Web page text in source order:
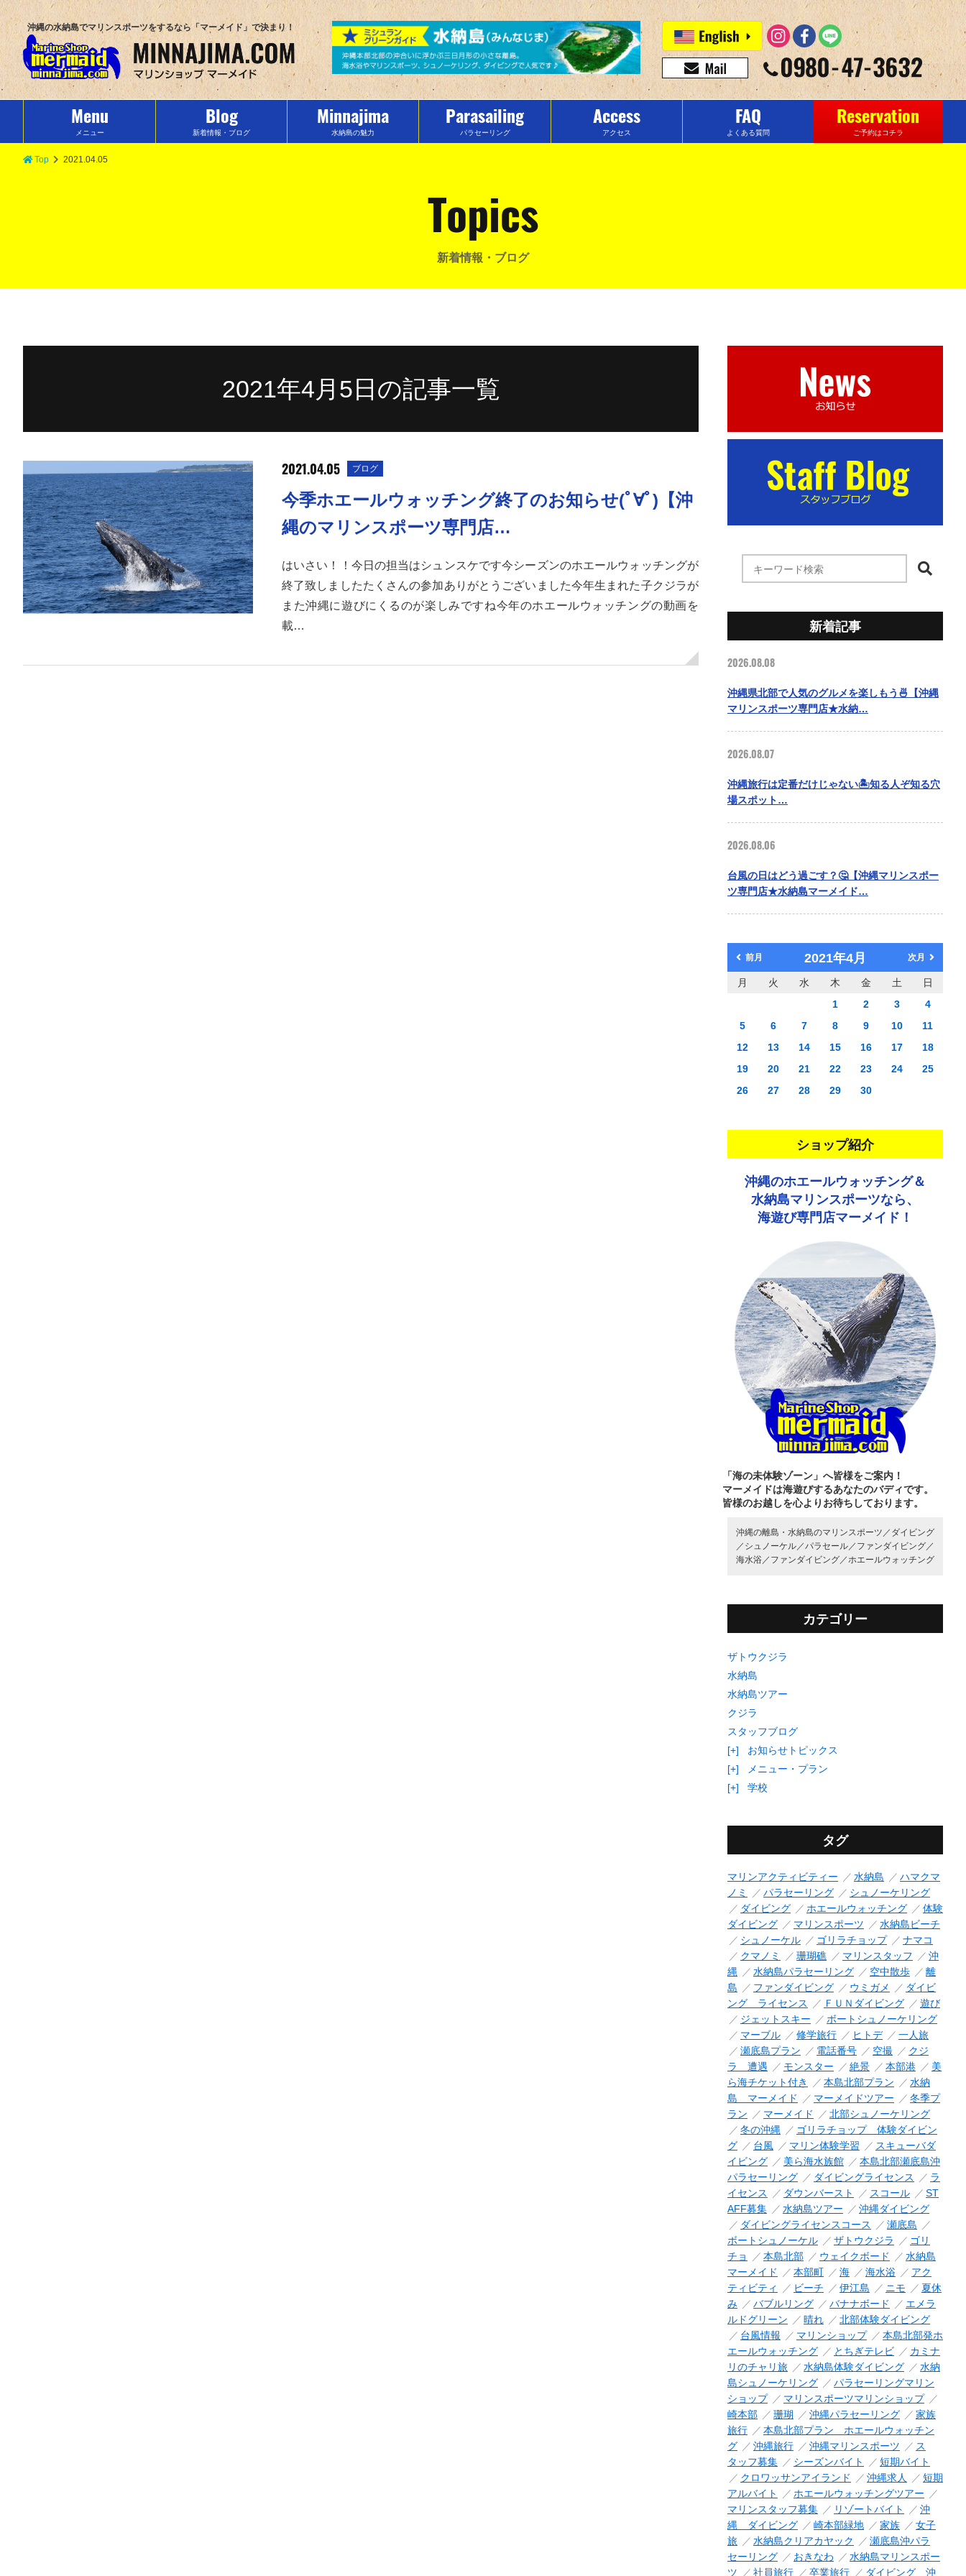
沖縄の水納島でマリンスポーツをするなら「マーメイド」で決まり！
Menu
メニュー
Blog
新着情報・ブログ
Minnajima
水納島の魅力
Parasailing
パラセーリング
Access
アクセス
FAQ
よくある質問
Reservation
ご予約はコチラ
Top 2021.04.05
Topics
新着情報・ブログ
2021年4月5日の記事一覧
2021.04.05 ブログ
今季ホエールウォッチング終了のお知らせ(ﾟ∀ﾟ)【沖
縄のマリンスポーツ専門店…
はいさい！！今日の担当はシュンスケです今シーズンのホエールウォッチングが
終了致しましたたくさんの参加ありがとうございました今年生まれた子クジラが
また沖縄に遊びにくるのが楽しみですね今年のホエールウォッチングの動画を
載…
新着記事
2026.08.08
沖縄県北部で人気のグルメを楽しもう🍜【沖縄
マリンスポーツ専門店★水納…
2026.08.07
沖縄旅行は定番だけじゃない🏝️知る人ぞ知る穴
場スポット…
2026.08.06
台風の日はどう過ごす？🤔【沖縄マリンスポー
ツ専門店★水納島マーメイド…
前月 2021年4月 次月
月 火 水 木 金 土
日
1
2 3
4
5
6 7 8 9 10
11
12
13 14 15 16 17
18
19
20 21 22 23 24
25
26
27 28 29 30
ショップ紹介
沖縄のホエールウォッチング＆
水納島マリンスポーツなら、
海遊び専門店マーメイド！
「海の未体験ゾーン」へ皆様をご案内！
マーメイドは海遊びするあなたのバディです。
皆様のお越しを心よりお待ちしております。
沖縄の離島・水納島のマリンスポーツ／ ダイビング
／ シュノーケル／ パラセール／ ファンダイビング／
海水浴／ ファンダイビング／ ホエールウォッチング
カテゴリー
ザトウクジラ
水納島
水納島ツアー
クジラ
スタッフブログ
[+]
お知らせトピックス
[+]
メニュー・プラン
[+]
学校
タグ
マリンアクティビティー 水納島
ハマクマ
ノミ
パラセーリング
シュノーケリング
ダイビング
ホエールウォッチング
体験
ダイビング
マリンスポーツ
水納島ビーチ
シュノーケル
ゴリラチョップ
ナマコ
クマノミ
珊瑚礁 マリンスタッフ
沖
縄
水納島パラセーリング 空中散歩
離
島
ファンダイビング ウミガメ
ダイビ
ング ライセンス
ＦＵＮダイビング
遊び
ジェットスキー
ボートシュノーケリング
マーブル
修学旅行 ヒトデ
一人旅
瀬底島プラン
電話番号 空撮
クジ
ラ 遭遇
モンスター 絶景 本部港
美
ら海チケット付き
本島北部プラン
水納
島 マーメイド
マーメイドツアー
冬季プ
ラン
マーメイド
北部シュノーケリング
冬の沖縄
ゴリラチョップ 体験ダイビン
グ
台風 マリン体験学習
スキューバダ
イビング
美ら海水族館
本島北部瀬底島沖
パラセーリング
ダイビングライセンス
ラ
イセンス
ダウンバースト スコール
ST
AFF募集
水納島ツアー
沖縄ダイビング
ダイビングライセンスコース
瀬底島
ボートシュノーケル
ザトウクジラ
ゴリ
チョ
本島北部 ウェイクボード
水納島
マーメイド
本部町 海 海水浴
アク
ティビティ
ビーチ 伊江島 ニモ
夏休
み
バブルリング バナナボード
エメラ
ルドグリーン
晴れ
北部体験ダイビング
台風情報
マリンショップ
本島北部発ホ
エールウォッチング
とちぎテレビ
カミナ
リのチャリ旅
水納島体験ダイビング
水納
島シュノーケリング
パラセーリングマリン
ショップ
マリンスポーツマリンショップ
崎本部
珊瑚 沖縄パラセーリング
家族
旅行
本島北部プラン ホエールウォッチン
グ
沖縄旅行 沖縄マリンスポーツ
ス
タッフ募集
シーズンバイト
短期バイト
クロワッサンアイランド
沖縄求人
短期
アルバイト
ホエールウォッチングツアー
マリンスタッフ募集
リゾートバイト
沖
縄 ダイビング
崎本部緑地 家族
女子
旅
水納島クリアカヤック
瀬底島沖パラ
セーリング
おきなわ
水納島マリンスポー
ツ
社員旅行 卒業旅行 ダイビング 沖